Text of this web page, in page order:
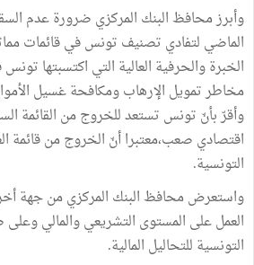
وأبرز محافظ البنك المركزي ضرورة عدم
الماضي لتفادي تصنيف تونس في قائمات
الخبرة والحرفية العالية التي اكتسبتها
مخاطر تمويل الإرهاب ومكافحة غسيل
وأقرّ بأنّ تونس تستعد للخروج من القائمة
اقتصادي صعب،معتبرا أنّ الخروج من قائمة
التونسية.
واستعرض محافظ البنك المركزي من جهة
العمل على المستوى التشريعي والمالي وعلى
التونسية للتحاليل المالية.